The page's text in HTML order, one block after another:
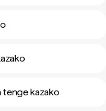
tenge kazako